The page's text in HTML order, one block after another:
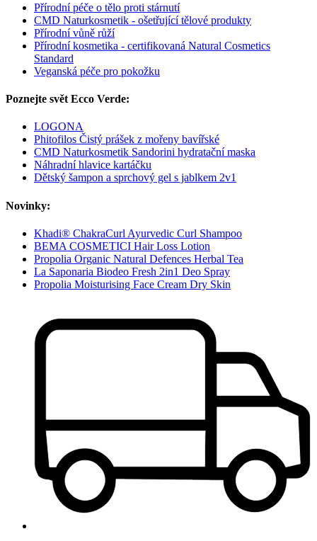
Přírodní péče o tělo proti stárnutí
CMD Naturkosmetik - ošetřující tělové produkty
Přírodní vůně růží
Přírodní kosmetika - certifikovaná Natural Cosmetics
Standard
Veganská péče pro pokožku
Poznejte svět Ecco Verde:
LOGONA
Phitofilos Čistý prášek z mořeny bavířské
CMD Naturkosmetik Sandorini hydratační maska
Náhradní hlavice kartáčku
Dětský šampon a sprchový gel s jablkem 2v1
Novinky:
Khadi® ChakraCurl Ayurvedic Curl Shampoo
BEMA COSMETICI Hair Loss Lotion
Propolia Organic Natural Defences Herbal Tea
La Saponaria Biodeo Fresh 2in1 Deo Spray
Propolia Moisturising Face Cream Dry Skin